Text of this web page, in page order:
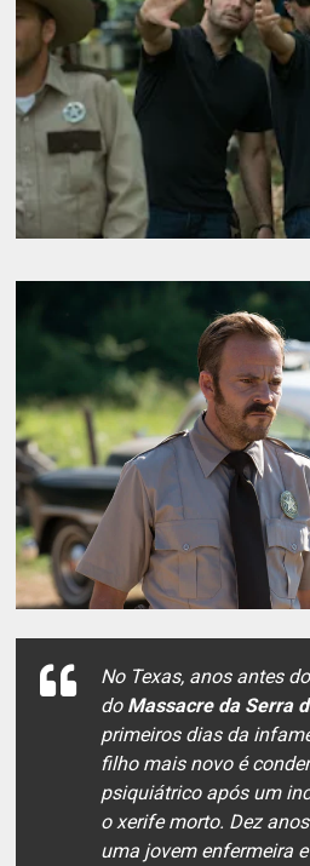
No Texas, anos antes
do Massacre da Serra
primeiros dias da
filho mais novo é
psiquiátrico após um
o xerife morto. Dez
uma jovem enfermeira